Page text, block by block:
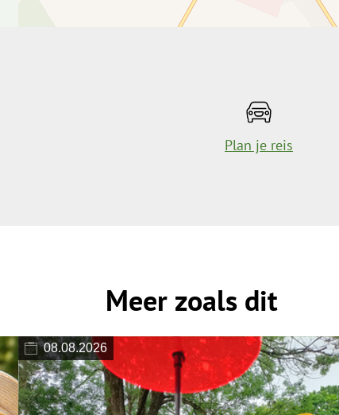
Plan je reis
Meer zoals dit
08.08.2026